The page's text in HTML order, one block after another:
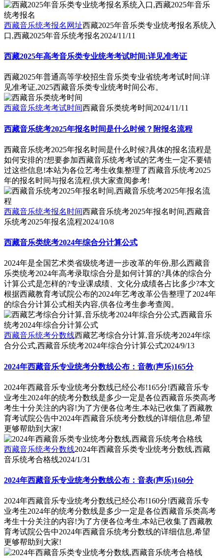
西藏音乐统考报名网址西藏2025年音乐类专业统考报名系统入
口,西藏2025年音乐统考报名2024/11/11
西藏2025年高考音乐类专业统考考试时间:详见准考证
西藏2025年普通高等学校招生音乐类专业省统考考试时间:详
见准考证,2025西藏音乐类专业统考时间公布。
西藏音乐统考考试时间西藏音乐类统考时间2024/11/11
西藏音乐统考2025年报名时间是什么时候？附报名流程
西藏音乐统考2025年报名时间是什么时候?具体的报名流程是
如何安排的?想要参加西藏音乐统考考试的艺考生一定不要错
过这些信息!本站为各位艺考生收集整理了西藏音乐统考2025
年的报名时间与报名流程,供大家查阅参考!
西藏音乐统考报名时间西藏音乐统考2025年报名时间,西藏音
乐统考2025年报名流程2024/10/8
西藏音乐类统考2024年综合分计算公式
2024年是全国艺术类省级统考进一步改革的年份,那么西藏音
乐类统考2024年高考录取综合分是如何计算的?具体的综合分
计算公式是怎样的?专业课成绩、文化分成绩各占比多少?本文
根据西藏教育考试院公布的2024年艺考改革公告整理了2024年
的综合分计算公式相关内容,供各位考生参考查阅。
西藏音乐统考分数线西藏艺考综合分计算,音乐统考2024年综
合分公式,西藏音乐统考2024年综合分计算公式2024/9/13
2024年西藏音乐专业统考分数线公布：音教(声乐)165分
2024年西藏音乐专业统考分数线已经公布!165分!西藏音乐专
业考生2024年的统考分数线是多少一定是各位西藏音乐类高考
考生十分关注的内容!为了方便各位考生,本站已收集了西藏教
育考试院公告中2024年西藏音乐统考分数线的详细信息,希望
更够帮助到大家!
西藏音乐统考分数线2024年西藏音乐类专业统考分数线,西藏
音乐统考合格线2024/1/31
2024年西藏音乐专业统考分数线公布：音表(声乐)160分
2024年西藏音乐专业统考分数线已经公布!160分!西藏音乐专
业考生2024年的统考分数线是多少一定是各位西藏音乐类高考
考生十分关注的内容!为了方便各位考生,本站已收集了西藏教
育考试院公告中2024年西藏音乐统考分数线的详细信息,希望
更够帮助到大家!